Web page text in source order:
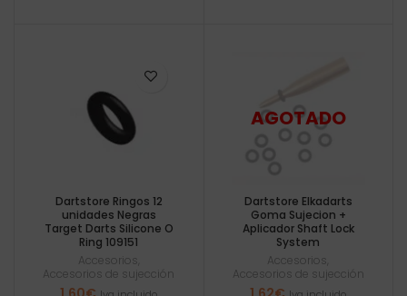
Dartstore Ringos 12
unidades Negras
Target Darts Silicone O
Ring 109151
Accesorios
Accesorios de sujección
Dartstore Elkadarts
Goma Sujecion +
Aplicador Shaft Lock
System
Accesorios
Accesorios de sujección